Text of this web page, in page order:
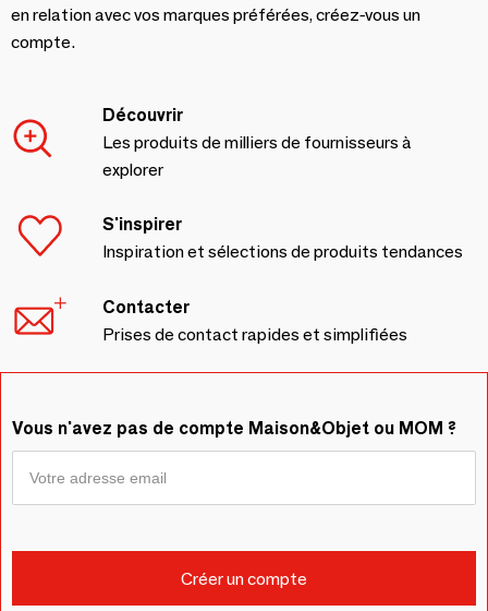
en relation avec vos marques préférées, créez-vous un
compte.
Découvrir
Les produits de milliers de fournisseurs à
explorer
S'inspirer
Inspiration et sélections de produits tendances
Contacter
Prises de contact rapides et simplifiées
Vous n'avez pas de compte Maison&Objet ou MOM ?